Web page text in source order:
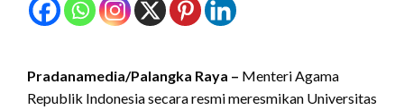
Pradanamedia/Palangka Raya – Menteri Agama
Republik Indonesia secara resmi meresmikan Universitas